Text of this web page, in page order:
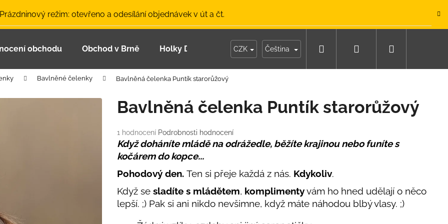
režim: otevřeno a odesílání objednávek v út a čt.
obchodu Obchod v Brně Holky Dupeťačky Moje objednávka
CZK Čeština Hledat Přihlášení
Bavlněné čelenky Bavlněná čelenka Puntík starorůžový
Průměrné
hodnocení
produktu
je
5,0
z
5
hvězdiček.
1 hodnocení Podrobnosti hodnocení
Bavlněná čelenka Puntík starorůžový
Když doháníte mládě na odrážedle, běžíte krajinou nebo funíte s
kočárem do kopce...
Pohodový den. Ten si přeje každá z nás. Kdykoliv.
Když se sladíte s mládětem, komplimentyvám ho hned udělají o něco
lepší. ;) Pak si ani nikdo nevšimne, když máte náhodou blbý vlasy. ;)
Co potřebujete najít?
ČEPICE UV 30 SVĚTLE MODRÁ